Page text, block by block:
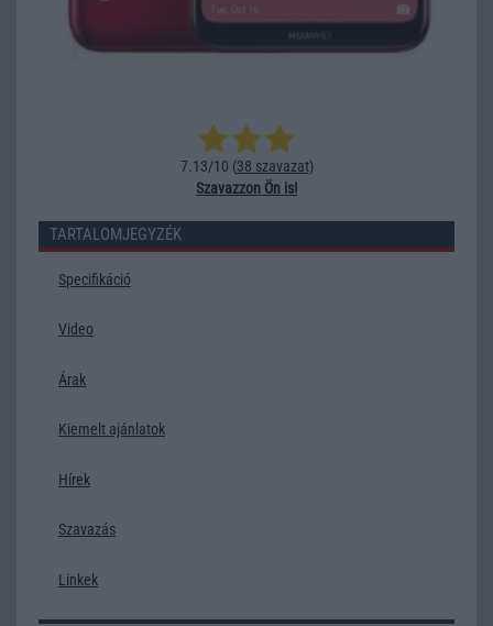
7.13/10 (38 szavazat)
Szavazzon Ön is!
TARTALOMJEGYZÉK
Specifikáció
Video
Árak
Kiemelt ajánlatok
Hírek
Szavazás
Linkek